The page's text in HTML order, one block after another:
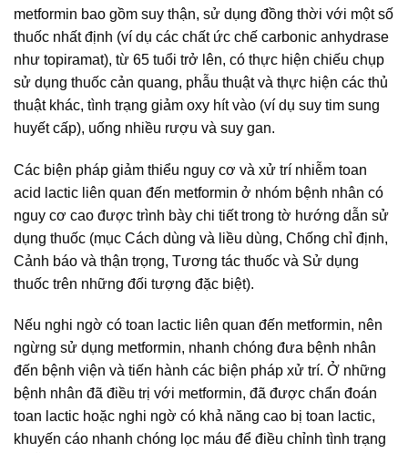
metformin bao gồm suy thận, sử dụng đồng thời với một số
thuốc nhất định (ví dụ các chất ức chế carbonic anhydrase
như topiramat), từ 65 tuổi trở lên, có thực hiện chiếu chụp
sử dụng thuốc cản quang, phẫu thuật và thực hiện các thủ
thuật khác, tình trạng giảm oxy hít vào (ví dụ suy tim sung
huyết cấp), uống nhiều rượu và suy gan.
Các biện pháp giảm thiểu nguy cơ và xử trí nhiễm toan
acid lactic liên quan đến metformin ở nhóm bệnh nhân có
nguy cơ cao được trình bày chi tiết trong tờ hướng dẫn sử
dụng thuốc (mục Cách dùng và liều dùng, Chống chỉ định,
Cảnh báo và thận trọng, Tương tác thuốc và Sử dụng
thuốc trên những đối tượng đặc biệt).
Nếu nghi ngờ có toan lactic liên quan đến metformin, nên
ngừng sử dụng metformin, nhanh chóng đưa bệnh nhân
đến bệnh viện và tiến hành các biện pháp xử trí. Ở những
bệnh nhân đã điều trị với metformin, đã được chẩn đoán
toan lactic hoặc nghi ngờ có khả năng cao bị toan lactic,
khuyến cáo nhanh chóng lọc máu để điều chỉnh tình trạng